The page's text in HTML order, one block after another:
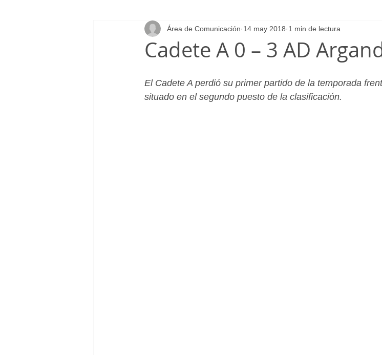
Infantil_Femenino Patrocinadores Juvenil_Femenino
Cadete A 0 – 3 AD
Área de Comunicación 14 may 2018 1 min de lectura
El Cadete A perdió su primer partido de la temporada
situado en el segundo puesto de la clasificación.